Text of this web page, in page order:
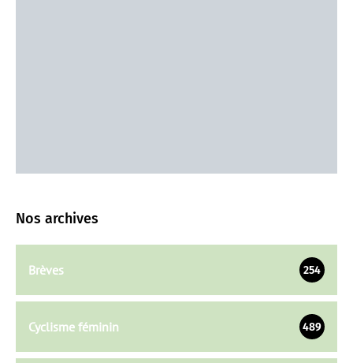
Nos archives
Brèves 254
Cyclisme féminin 489